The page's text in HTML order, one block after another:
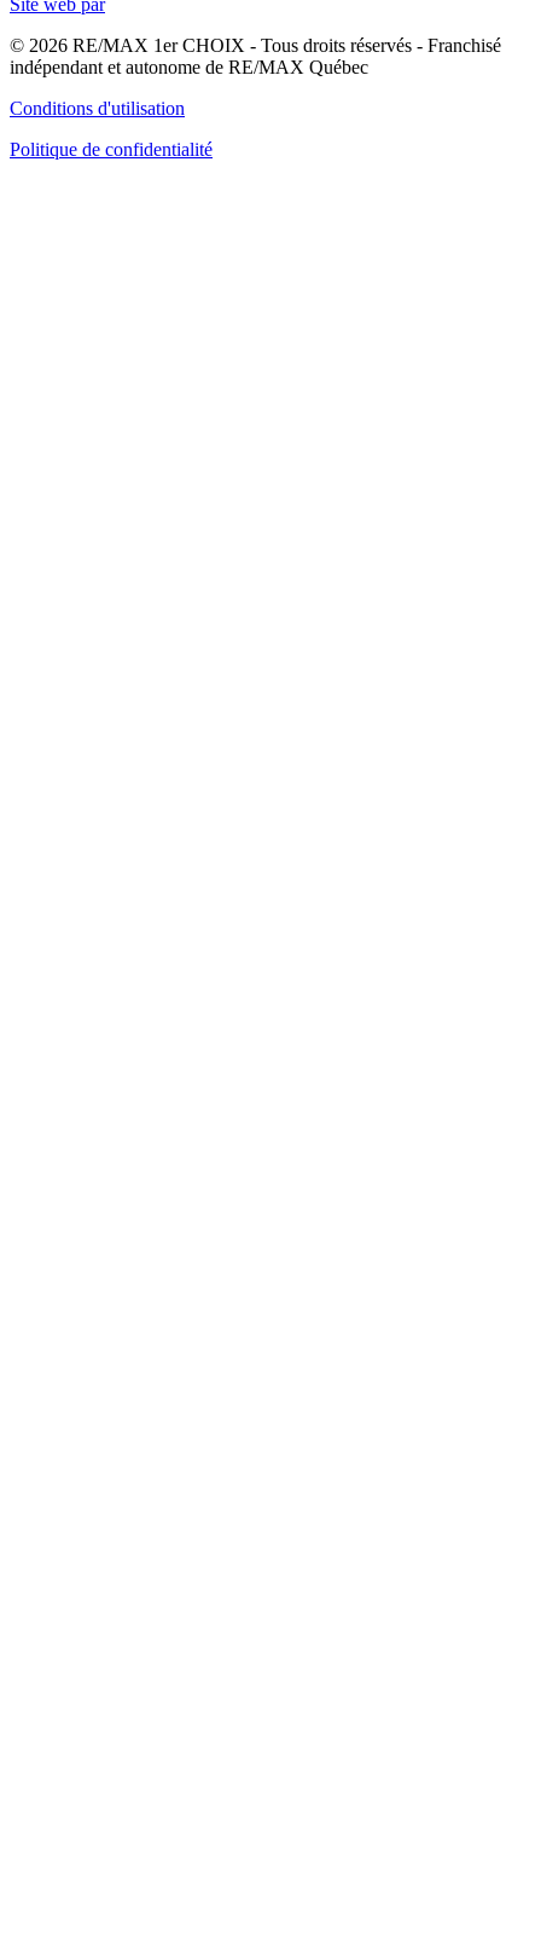
© 2026 RE/MAX 1er CHOIX - Tous droits réservés - Franchisé
indépendant et autonome de RE/MAX Québec
Conditions d'utilisation
Politique de confidentialité